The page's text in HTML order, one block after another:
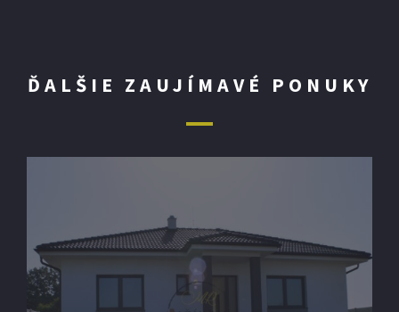
ĎALŠIE ZAUJÍMAVÉ PONUKY